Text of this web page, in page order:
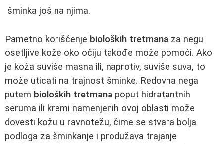
šminka još na njima.
Pametno korišćenje bioloških tretmana za negu
osetljive kože oko očiju takođe može pomoći. Ako
je koža suviše masna ili, naprotiv, suviše suva, to
može uticati na trajnost šminke. Redovna nega
putem bioloških tretmana poput hidratantnih
seruma ili kremi namenjenih ovoj oblasti može
dovesti kožu u ravnotežu, čime se stvara bolja
podloga za šminkanje i produžava trajanje